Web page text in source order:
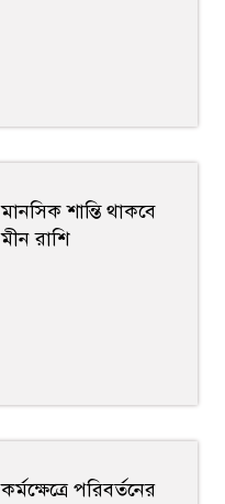
মানসিক শান্তি থাকবে
মীন রাশি
কর্মক্ষেত্রে পরিবর্তনের